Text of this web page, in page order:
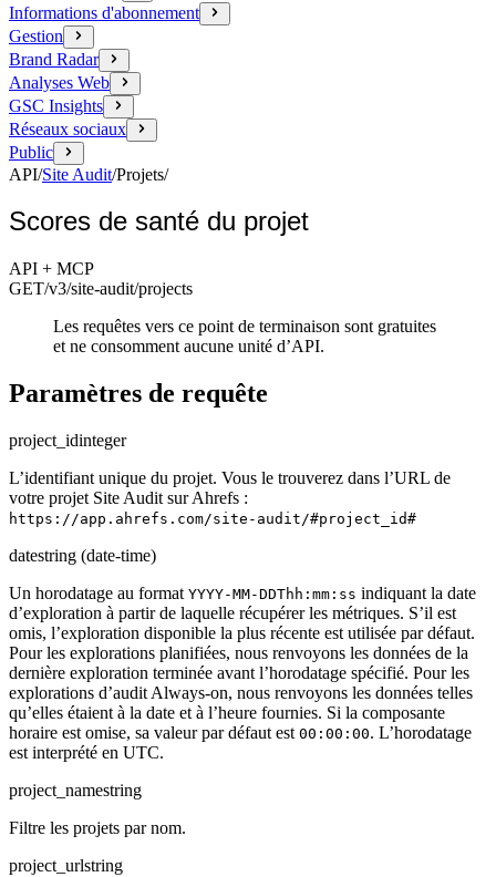
Informations d'abonnement
Gestion
Brand Radar
Analyses Web
GSC Insights
Réseaux sociaux
Public
API/Site Audit/Projets/
Scores de santé du projet
API + MCP
GET/v3/site-audit/projects
Les requêtes vers ce point de terminaison sont gratuites
et ne consomment aucune unité d’API.
Paramètres de requête
project_idinteger
L’identifiant unique du projet. Vous le trouverez dans l’URL de
votre projet Site Audit sur Ahrefs :
https://app.ahrefs.com/site-audit/#project_id#
datestring (date-time)
Un horodatage au format YYYY-MM-DDThh:mm:ss indiquant la date
d’exploration à partir de laquelle récupérer les métriques. S’il est
omis, l’exploration disponible la plus récente est utilisée par défaut.
Pour les explorations planifiées, nous renvoyons les données de la
dernière exploration terminée avant l’horodatage spécifié. Pour les
explorations d’audit Always-on, nous renvoyons les données telles
qu’elles étaient à la date et à l’heure fournies. Si la composante
horaire est omise, sa valeur par défaut est 00:00:00. L’horodatage
est interprété en UTC.
project_namestring
Filtre les projets par nom.
project_urlstring